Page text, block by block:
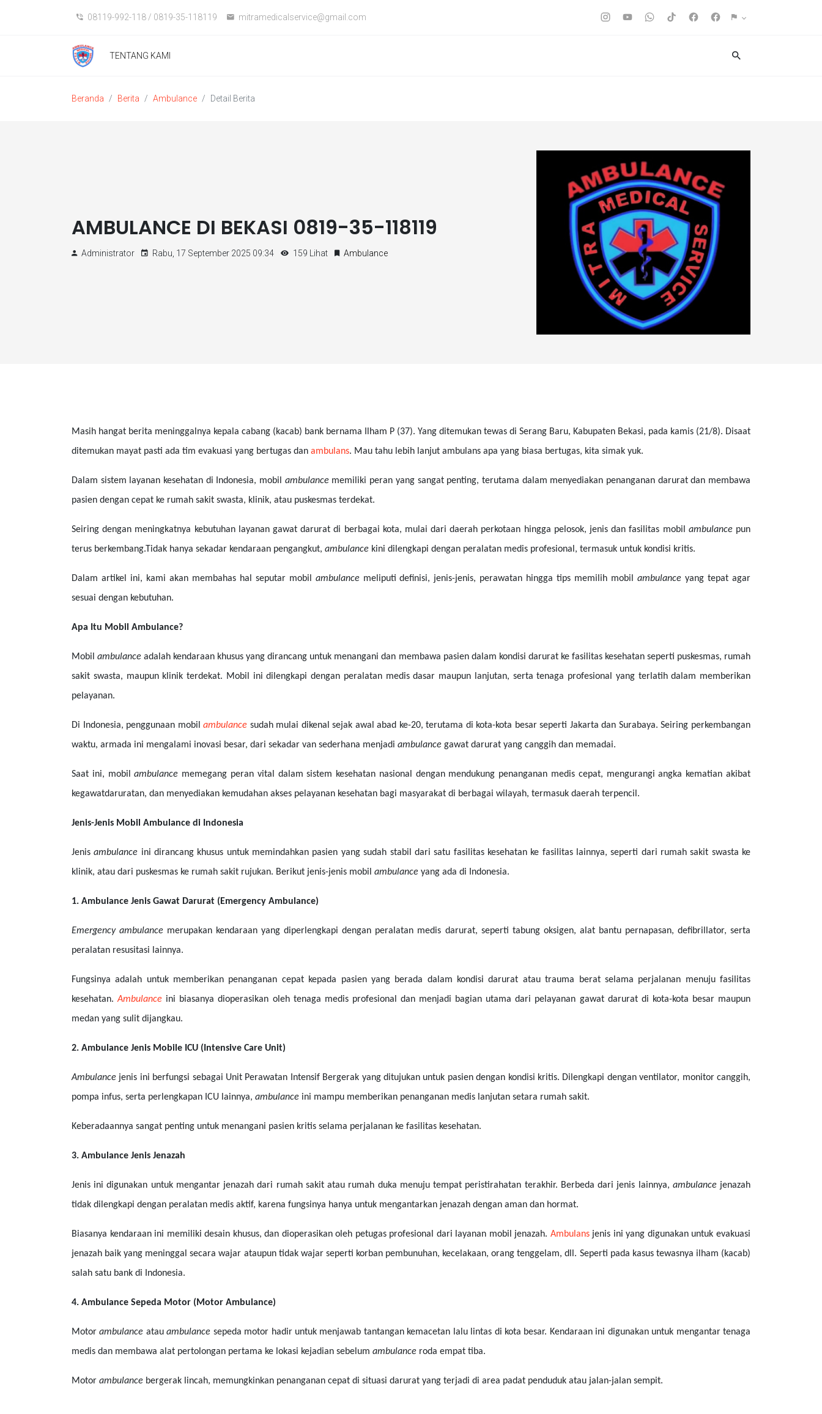
08119-992-118 / 0819-35-118119 mitramedicalservice@gmail.com
TENTANG KAMI
Beranda Berita Ambulance Detail Berita
AMBULANCE DI BEKASI 0819-35-118119
Administrator Rabu, 17 September 2025 09:34 159 Lihat Ambulance
Masih hangat berita meninggalnya kepala cabang (kacab) bank bernama Ilham P (37). Yang ditemukan tewas di Serang Baru, Kabupaten Bekasi, pada kamis (21/8). Disaat
ditemukan mayat pasti ada tim evakuasi yang bertugas dan ambulans. Mau tahu lebih lanjut ambulans apa yang biasa bertugas, kita simak yuk.
Dalam sistem layanan kesehatan di Indonesia, mobil ambulance memiliki peran yang sangat penting, terutama dalam menyediakan penanganan darurat dan membawa
pasien dengan cepat ke rumah sakit swasta, klinik, atau puskesmas terdekat.
Seiring dengan meningkatnya kebutuhan layanan gawat darurat di berbagai kota, mulai dari daerah perkotaan hingga pelosok, jenis dan fasilitas mobil ambulance pun
terus berkembang.Tidak hanya sekadar kendaraan pengangkut, ambulance kini dilengkapi dengan peralatan medis profesional, termasuk untuk kondisi kritis.
Dalam artikel ini, kami akan membahas hal seputar mobil ambulance meliputi definisi, jenis-jenis, perawatan hingga tips memilih mobilambulanceyang tepat agar
sesuai dengan kebutuhan.
Apa Itu Mobil Ambulance?
Mobilambulanceadalah kendaraan khusus yang dirancang untuk menangani dan membawa pasien dalam kondisi darurat ke fasilitas kesehatan seperti puskesmas, rumah
sakit swasta, maupun klinik terdekat. Mobil ini dilengkapi dengan peralatan medis dasar maupun lanjutan, serta tenaga profesional yang terlatih dalam memberikan
pelayanan.
Di Indonesia, penggunaan mobilambulance sudah mulai dikenal sejak awal abad ke-20, terutama di kota-kota besar seperti Jakarta dan Surabaya. Seiring perkembangan
waktu, armada ini mengalami inovasi besar, dari sekadar van sederhana menjadi ambulance gawat darurat yang canggih dan memadai.
Saat ini, mobilambulance memegang peran vital dalam sistem kesehatan nasional dengan mendukung penanganan medis cepat, mengurangi angka kematian akibat
kegawatdaruratan, dan menyediakan kemudahan akses pelayanan kesehatan bagi masyarakat di berbagai wilayah, termasuk daerah terpencil.
Jenis-Jenis Mobil Ambulance di Indonesia
Jenisambulance ini dirancang khusus untuk memindahkan pasien yang sudah stabil dari satu fasilitas kesehatan ke fasilitas lainnya, seperti dari rumah sakit swasta ke
klinik, atau dari puskesmas ke rumah sakit rujukan. Berikut jenis-jenis mobil ambulance yang ada di Indonesia.
1. Ambulance Jenis Gawat Darurat (Emergency Ambulance)
Emergency ambulance merupakan kendaraan yang diperlengkapi dengan peralatan medis darurat, seperti tabung oksigen, alat bantu pernapasan, defibrillator, serta
peralatan resusitasi lainnya.
Fungsinya adalah untuk memberikan penanganan cepat kepada pasien yang berada dalam kondisi darurat atau trauma berat selama perjalanan menuju fasilitas
kesehatan.Ambulance ini biasanya dioperasikan oleh tenaga medis profesional dan menjadi bagian utama dari pelayanan gawat darurat di kota-kota besar maupun
medan yang sulit dijangkau.
2. Ambulance Jenis Mobile ICU (Intensive Care Unit)
Ambulance jenis ini berfungsi sebagai Unit Perawatan Intensif Bergerak yang ditujukan untuk pasien dengan kondisi kritis. Dilengkapi dengan ventilator, monitor canggih,
pompa infus, serta perlengkapan ICU lainnya, ambulance ini mampu memberikan penanganan medis lanjutan setara rumah sakit.
Keberadaannya sangat penting untuk menangani pasien kritis selama perjalanan ke fasilitas kesehatan.
3. Ambulance Jenis Jenazah
Jenis ini digunakan untuk mengantar jenazah dari rumah sakit atau rumah duka menuju tempat peristirahatan terakhir. Berbeda dari jenis lainnya, ambulance jenazah
tidak dilengkapi dengan peralatan medis aktif, karena fungsinya hanya untuk mengantarkan jenazah dengan aman dan hormat.
Biasanya kendaraan ini memiliki desain khusus, dan dioperasikan oleh petugas profesional dari layanan mobil jenazah. Ambulansjenis ini yang digunakan untuk evakuasi
jenazah baik yang meninggal secara wajar ataupun tidak wajar seperti korban pembunuhan, kecelakaan, orang tenggelam, dll. Seperti pada kasus tewasnya ilham (kacab)
salah satu bank di Indonesia.
4. Ambulance Sepeda Motor (Motor Ambulance)
Motorambulance atauambulance sepeda motor hadir untuk menjawab tantangan kemacetan lalu lintas di kota besar. Kendaraan ini digunakan untuk mengantar tenaga
medis dan membawa alat pertolongan pertama ke lokasi kejadian sebelum ambulance roda empat tiba.
Motor ambulance bergerak lincah, memungkinkan penanganan cepat di situasi darurat yang terjadi di area padat penduduk atau jalan-jalan sempit.